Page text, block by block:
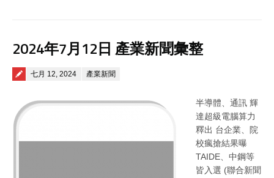
2024年7月12日 產業新聞彙整
Posted on
七月 12, 2024 產業新聞
半導體、通訊 輝
達超級電腦算力
釋出 台企業、院
校瘋搶結果曝
TAIDE、中鋼等
皆入選 (聯合新聞